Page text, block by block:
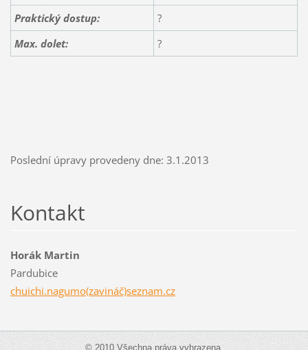
Praktický dostup:
?
Max. dolet:
?
Poslední úpravy provedeny dne: 3.1.2013
Kontakt
Horák Martin
Pardubice
chuichi.nagumo(zavináč)seznam.cz
© 2010 Všechna práva vyhrazena.